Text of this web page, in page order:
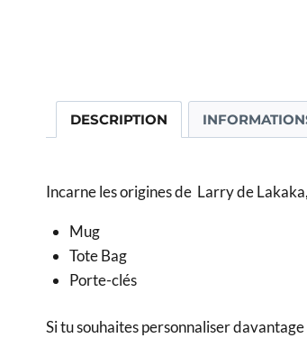
DESCRIPTION
Incarne les origines de Larry de
Mug
Tote Bag
Porte-clés
Si tu souhaites personnaliser